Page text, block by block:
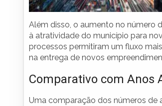
Além disso, o aumento no número
à atratividade do município para
processos permitiram um fluxo
na entrega de novos
Comparativo com Anos
Uma comparação dos números de